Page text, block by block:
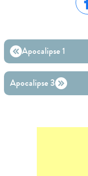
Apocalipse 1
Apocalipse 3